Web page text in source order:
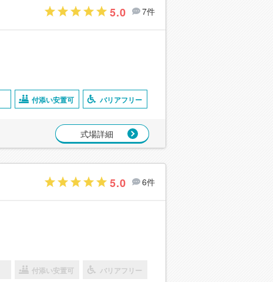
5.0 7件
付添い安置可 バリアフリー
式場詳細
5.0 6件
付添い安置可 バリアフリー